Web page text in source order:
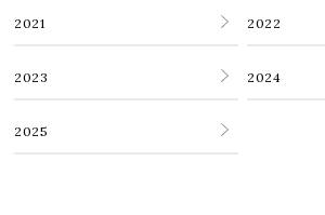
2021 2022
2023 2024
2025